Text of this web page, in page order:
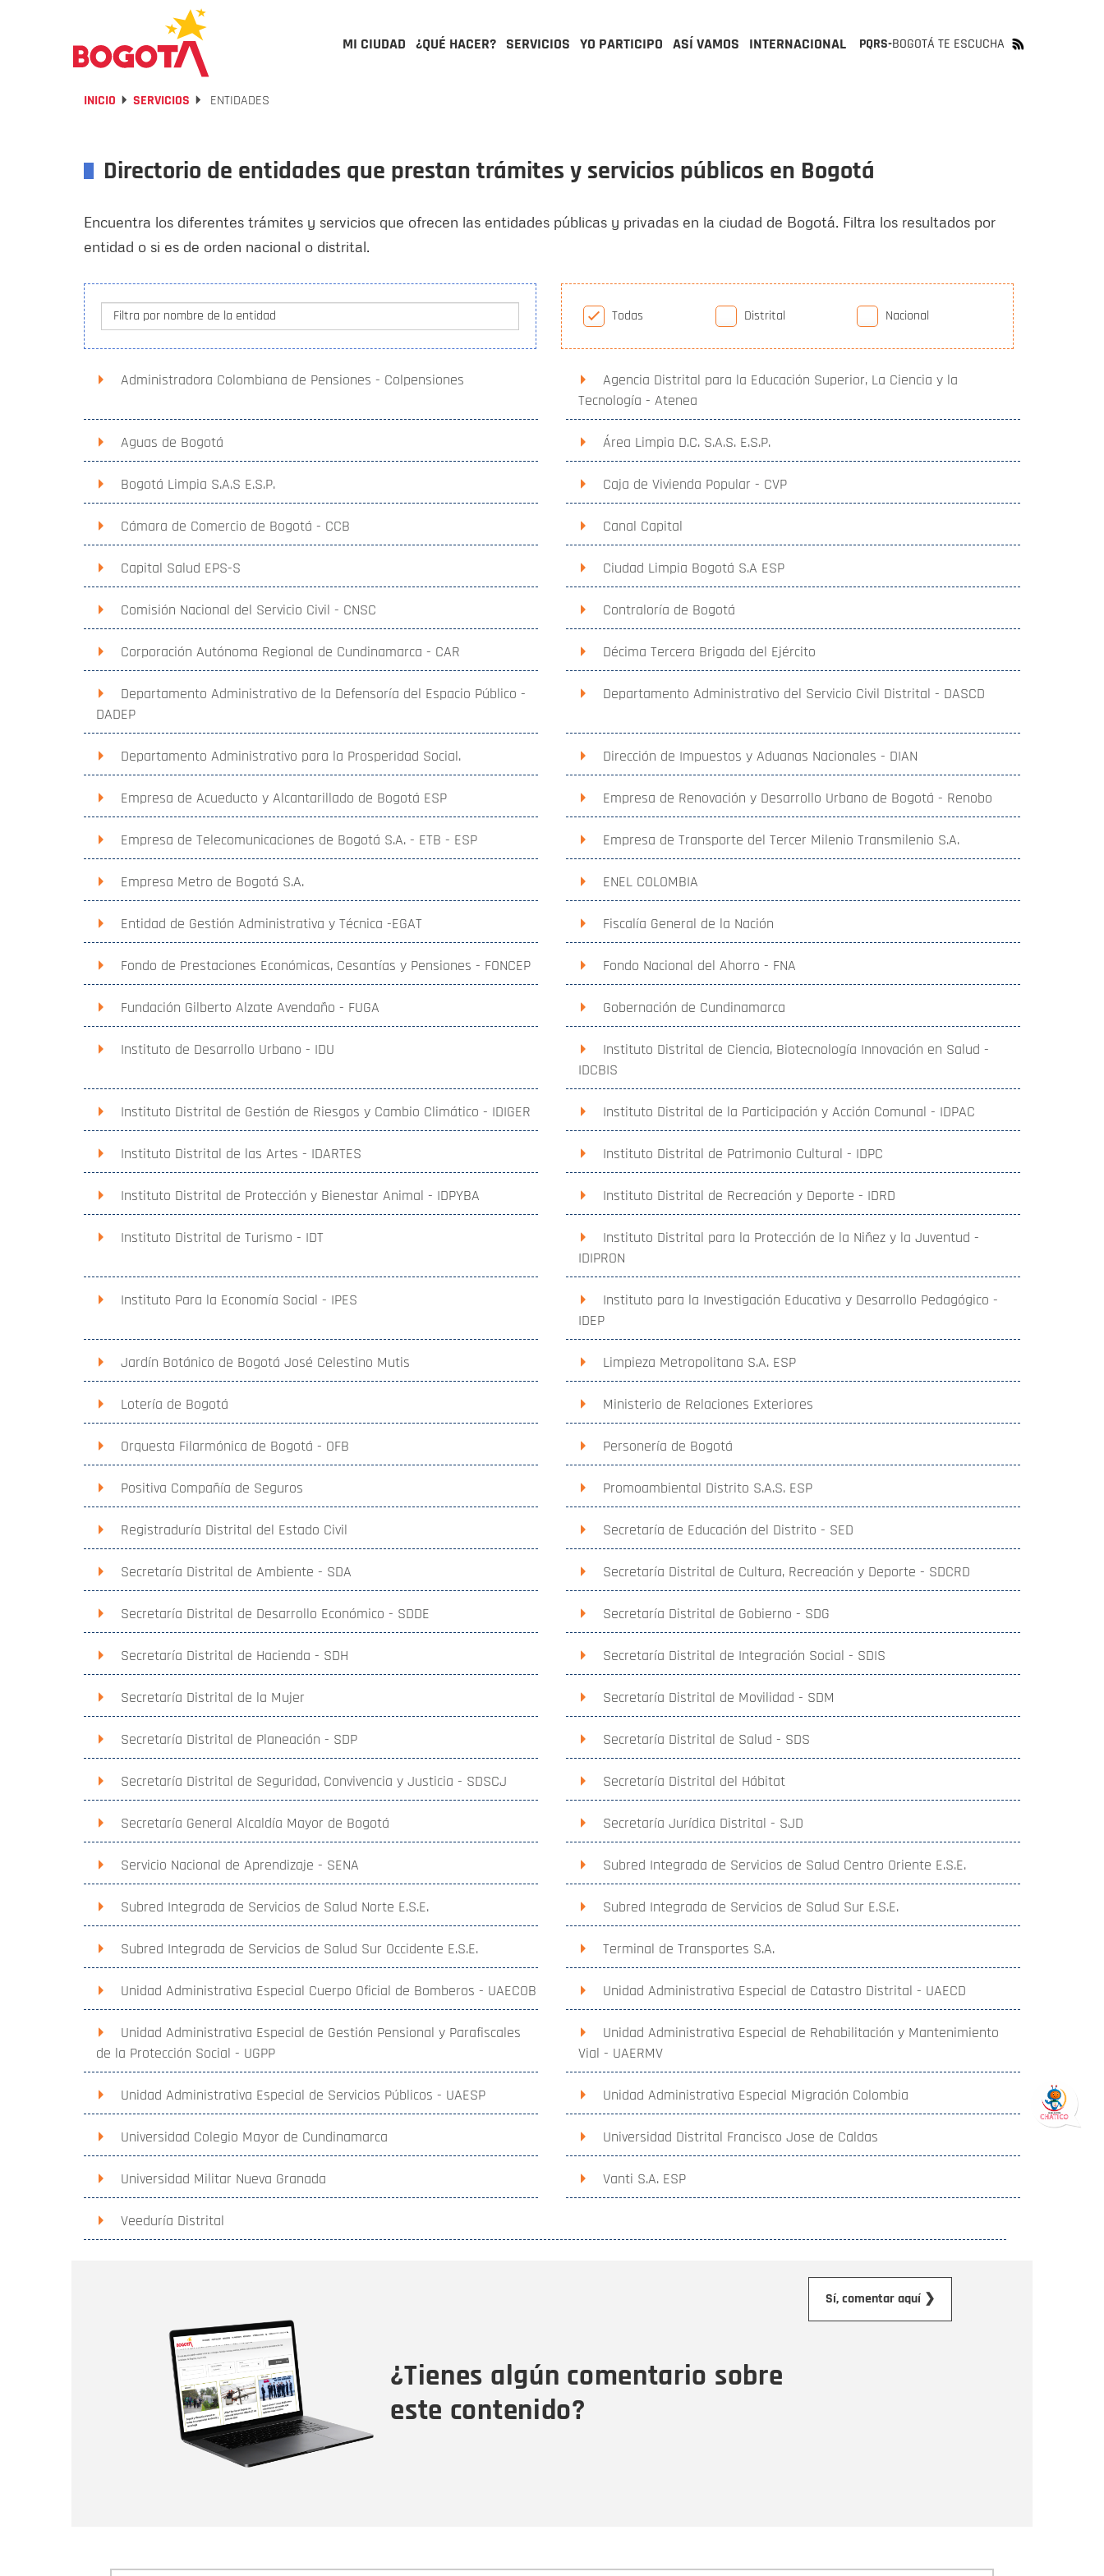
MI CIUDAD ¿QUÉ HACER? SERVICIOS YO PARTICIPO ASÍ VAMOS INTERNACIONAL PQRS-BOGOTÁ TE ESCUCHA
INICIO SERVICIOS ENTIDADES
Directorio de entidades que prestan trámites y servicios públicos en Bogotá
Encuentra los diferentes trámites y servicios que ofrecen las entidades públicas y privadas en la ciudad de Bogotá. Filtra los resultados por
entidad o si es de orden nacional o distrital.
Filtra por nombre de la entidad Todas Distrital Nacional
Administradora Colombiana de Pensiones - Colpensiones
Agencia Distrital para la Educación Superior, La Ciencia y la
Tecnología - Atenea
Aguas de Bogotá Área Limpia D.C. S.A.S. E.S.P.
Bogotá Limpia S.A.S E.S.P. Caja de Vivienda Popular - CVP
Cámara de Comercio de Bogotá - CCB Canal Capital
Capital Salud EPS-S Ciudad Limpia Bogotá S.A ESP
Comisión Nacional del Servicio Civil - CNSC Contraloría de Bogotá
Corporación Autónoma Regional de Cundinamarca - CAR Décima Tercera Brigada del Ejército
Departamento Administrativo de la Defensoría del Espacio Público -
DADEP
Departamento Administrativo del Servicio Civil Distrital - DASCD
Departamento Administrativo para la Prosperidad Social. Dirección de Impuestos y Aduanas Nacionales - DIAN
Empresa de Acueducto y Alcantarillado de Bogotá ESP Empresa de Renovación y Desarrollo Urbano de Bogotá - Renobo
Empresa de Telecomunicaciones de Bogotá S.A. - ETB - ESP Empresa de Transporte del Tercer Milenio Transmilenio S.A.
Empresa Metro de Bogotá S.A. ENEL COLOMBIA
Entidad de Gestión Administrativa y Técnica -EGAT Fiscalía General de la Nación
Fondo de Prestaciones Económicas, Cesantías y Pensiones - FONCEP Fondo Nacional del Ahorro - FNA
Fundación Gilberto Alzate Avendaño - FUGA Gobernación de Cundinamarca
Instituto de Desarrollo Urbano - IDU
Instituto Distrital de Ciencia, Biotecnología Innovación en Salud -
IDCBIS
Instituto Distrital de Gestión de Riesgos y Cambio Climático - IDIGER Instituto Distrital de la Participación y Acción Comunal - IDPAC
Instituto Distrital de las Artes - IDARTES Instituto Distrital de Patrimonio Cultural - IDPC
Instituto Distrital de Protección y Bienestar Animal - IDPYBA Instituto Distrital de Recreación y Deporte - IDRD
Instituto Distrital de Turismo - IDT
Instituto Distrital para la Protección de la Niñez y la Juventud -
IDIPRON
Instituto Para la Economía Social - IPES
Instituto para la Investigación Educativa y Desarrollo Pedagógico -
IDEP
Jardín Botánico de Bogotá José Celestino Mutis Limpieza Metropolitana S.A. ESP
Lotería de Bogotá Ministerio de Relaciones Exteriores
Orquesta Filarmónica de Bogotá - OFB Personería de Bogotá
Positiva Compañía de Seguros Promoambiental Distrito S.A.S. ESP
Registraduría Distrital del Estado Civil Secretaría de Educación del Distrito - SED
Secretaría Distrital de Ambiente - SDA Secretaría Distrital de Cultura, Recreación y Deporte - SDCRD
Secretaría Distrital de Desarrollo Económico - SDDE Secretaría Distrital de Gobierno - SDG
Secretaría Distrital de Hacienda - SDH Secretaría Distrital de Integración Social - SDIS
Secretaría Distrital de la Mujer Secretaría Distrital de Movilidad - SDM
Secretaría Distrital de Planeación - SDP Secretaría Distrital de Salud - SDS
Secretaría Distrital de Seguridad, Convivencia y Justicia - SDSCJ Secretaría Distrital del Hábitat
Secretaría General Alcaldía Mayor de Bogotá Secretaría Jurídica Distrital - SJD
Servicio Nacional de Aprendizaje - SENA Subred Integrada de Servicios de Salud Centro Oriente E.S.E.
Subred Integrada de Servicios de Salud Norte E.S.E. Subred Integrada de Servicios de Salud Sur E.S.E.
Subred Integrada de Servicios de Salud Sur Occidente E.S.E. Terminal de Transportes S.A.
Unidad Administrativa Especial Cuerpo Oficial de Bomberos - UAECOB Unidad Administrativa Especial de Catastro Distrital - UAECD
Unidad Administrativa Especial de Gestión Pensional y Parafiscales
de la Protección Social - UGPP
Unidad Administrativa Especial de Rehabilitación y Mantenimiento
Vial - UAERMV
Unidad Administrativa Especial de Servicios Públicos - UAESP Unidad Administrativa Especial Migración Colombia
Universidad Colegio Mayor de Cundinamarca Universidad Distrital Francisco Jose de Caldas
Universidad Militar Nueva Granada Vanti S.A. ESP
Veeduría Distrital
¿Tienes algún comentario sobre
este contenido?
Sí, comentar aquí ❯